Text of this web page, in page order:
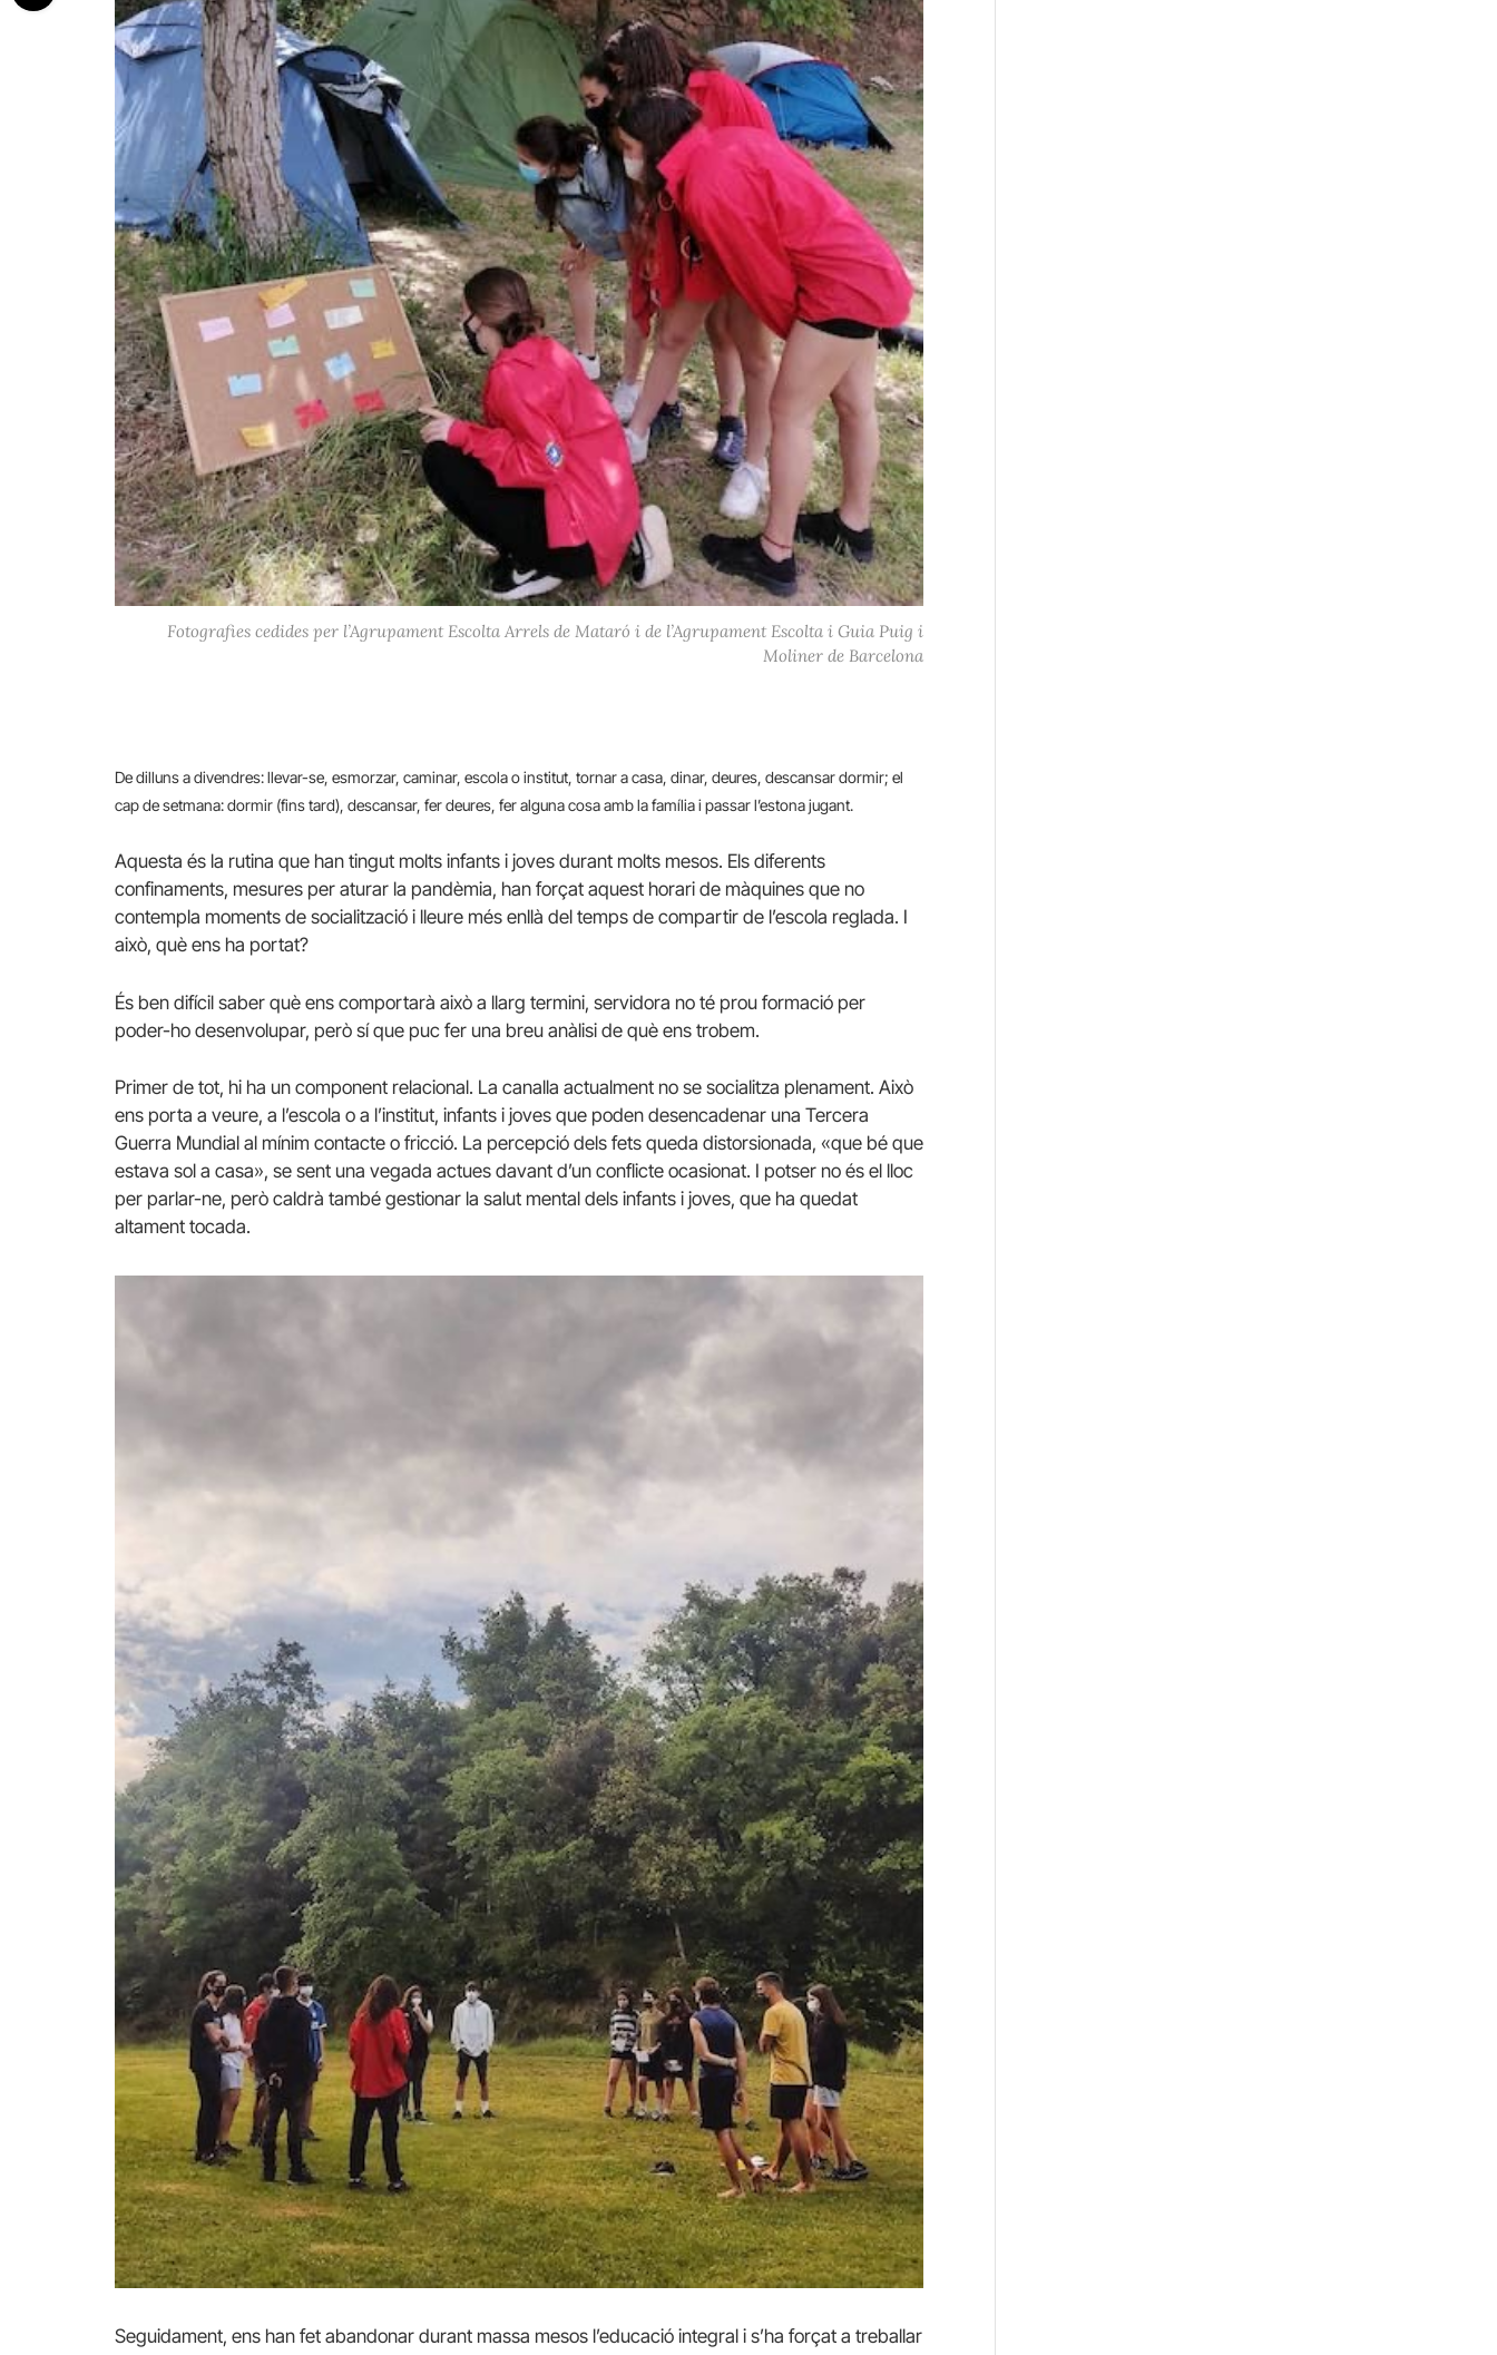
Fotografies cedides per l’Agrupament Escolta Arrels de Mataró i de l’Agrupament Escolta i Guia Puig i
Moliner de Barcelona
De dilluns a divendres: llevar-se, esmorzar, caminar, escola o institut, tornar a casa, dinar, deures, descansar dormir; el
cap de setmana: dormir (fins tard), descansar, fer deures, fer alguna cosa amb la família i passar l’estona jugant.
Aquesta és la rutina que han tingut molts infants i joves durant molts mesos. Els diferents
confinaments, mesures per aturar la pandèmia, han forçat aquest horari de màquines que no
contempla moments de socialització i lleure més enllà del temps de compartir de l’escola reglada. I
això, què ens ha portat?
És ben difícil saber què ens comportarà això a llarg termini, servidora no té prou formació per
poder-ho desenvolupar, però sí que puc fer una breu anàlisi de què ens trobem.
Primer de tot, hi ha un component relacional. La canalla actualment no se socialitza plenament. Això
ens porta a veure, a l’escola o a l’institut, infants i joves que poden desencadenar una Tercera
Guerra Mundial al mínim contacte o fricció. La percepció dels fets queda distorsionada, «que bé que
estava sol a casa», se sent una vegada actues davant d’un conflicte ocasionat. I potser no és el lloc
per parlar-ne, però caldrà també gestionar la salut mental dels infants i joves, que ha quedat
altament tocada.
Seguidament, ens han fet abandonar durant massa mesos l’educació integral i s’ha forçat a treballar